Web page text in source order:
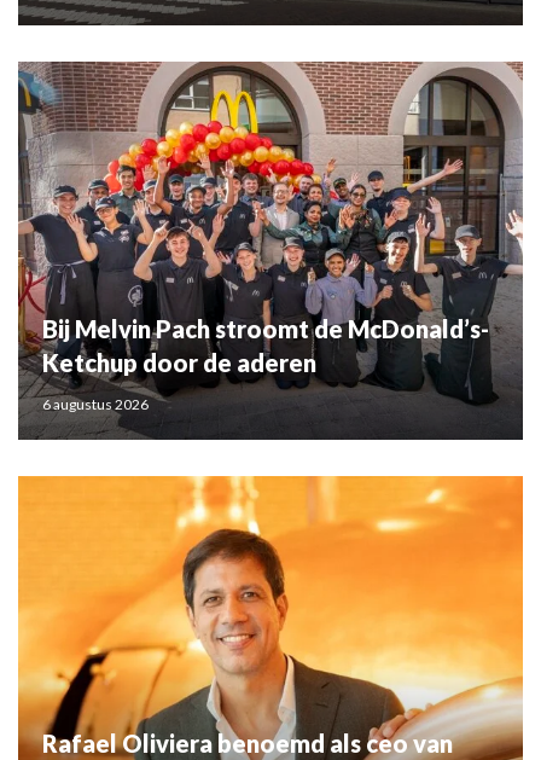
Bij Melvin Pach stroomt de McDonald’s-
Ketchup door de aderen
6 augustus 2026
Rafael Oliviera benoemd als ceo van